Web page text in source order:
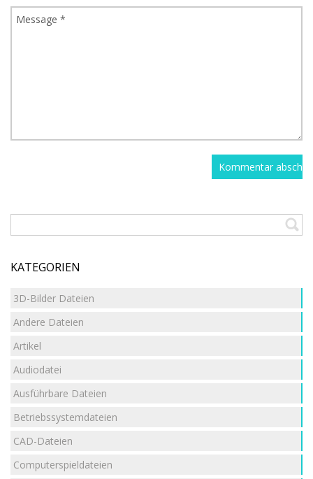
KATEGORIEN
3D-Bilder Dateien
Andere Dateien
Artikel
Audiodatei
Ausführbare Dateien
Betriebssystemdateien
CAD-Dateien
Computerspieldateien